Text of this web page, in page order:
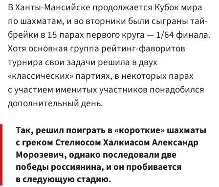
В Ханты-Мансийске продолжается Кубок мира
по шахматам, и во вторники были сыграны тай-
брейки в 15 парах первого круга — 1/64 финала.
Хотя основная группа рейтинг-фаворитов
турнира свои задачи решила в двух
«классических» партиях, в некоторых парах
с участием именитых участников понадобился
дополнительный день.
Так, решил поиграть в «короткие» шахматы
с греком Стелиосом Халкиасом Александр
Морозевич, однако последовали две
победы россиянина, и он пробивается
в следующую стадию.